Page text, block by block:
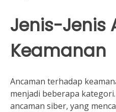
Jenis-Jenis
Keamanan
Ancaman terhadap
menjadi beberapa
ancaman siber, yang